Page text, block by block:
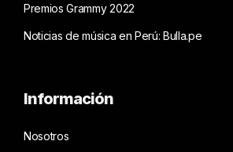
Premios Grammy 2022
Noticias de música en Perú: Bulla.pe
Información
Nosotros